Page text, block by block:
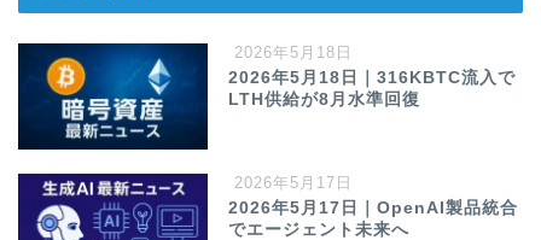
2026年5月18日
2026年5月18日｜316KBTC流入で
LTH供給が8月水準回復
2026年5月17日
2026年5月17日｜OpenAI製品統合
でエージェント未来へ